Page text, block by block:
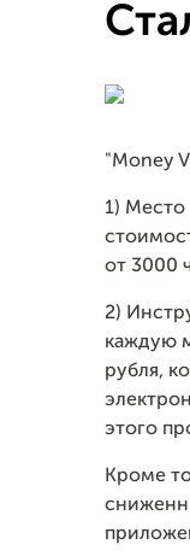
"Money
1)
от 3000
2)
каждую
рубля,
этого
Кроме